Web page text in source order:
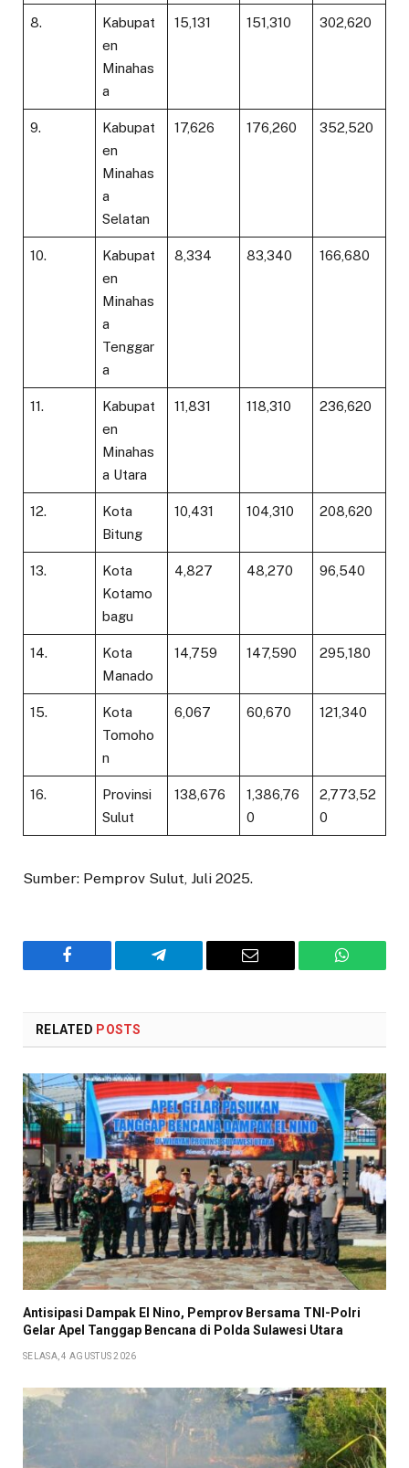
8.
Kabupat
en
Minahas
a
15,131 151,310 302,620
9.
Kabupat
en
Minahas
a
Selatan
17,626 176,260 352,520
10.
Kabupat
en
Minahas
a
Tenggar
a
8,334 83,340 166,680
11.
Kabupat
en
Minahas
a Utara
11,831 118,310 236,620
12.
Kota
Bitung
10,431 104,310 208,620
13.
Kota
Kotamo
bagu
4,827 48,270 96,540
14.
Kota
Manado
14,759 147,590 295,180
15.
Kota
Tomoho
n
6,067 60,670 121,340
16.
Provinsi
Sulut
138,676
1,386,76
0
2,773,52
0
Sumber: Pemprov Sulut, Juli 2025.
Facebook Telegram Email
RELATED POSTS
​Antisipasi Dampak El Nino, Pemprov Bersama TNI-Polri
Gelar Apel Tanggap Bencana di Polda Sulawesi Utara
SELASA, 4 AGUSTUS 2026